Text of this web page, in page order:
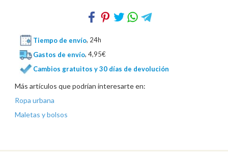
Tiempo de envío, 24h
Gastos de envío, 4,95€
Cambios gratuitos y 30 días de devolución
Más artículos que podrían interesarte en:
Ropa urbana
Maletas y bolsos